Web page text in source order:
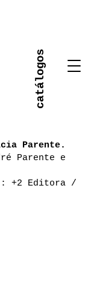
catálogos
Parente.
Parente e
: +2 Editora /